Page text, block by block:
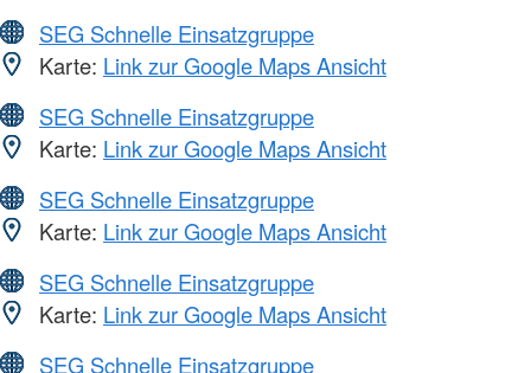
SEG Schnelle Einsatzgruppe
Karte: Link zur Google Maps Ansicht
SEG Schnelle Einsatzgruppe
Karte: Link zur Google Maps Ansicht
SEG Schnelle Einsatzgruppe
Karte: Link zur Google Maps Ansicht
SEG Schnelle Einsatzgruppe
Karte: Link zur Google Maps Ansicht
SEG Schnelle Einsatzgruppe